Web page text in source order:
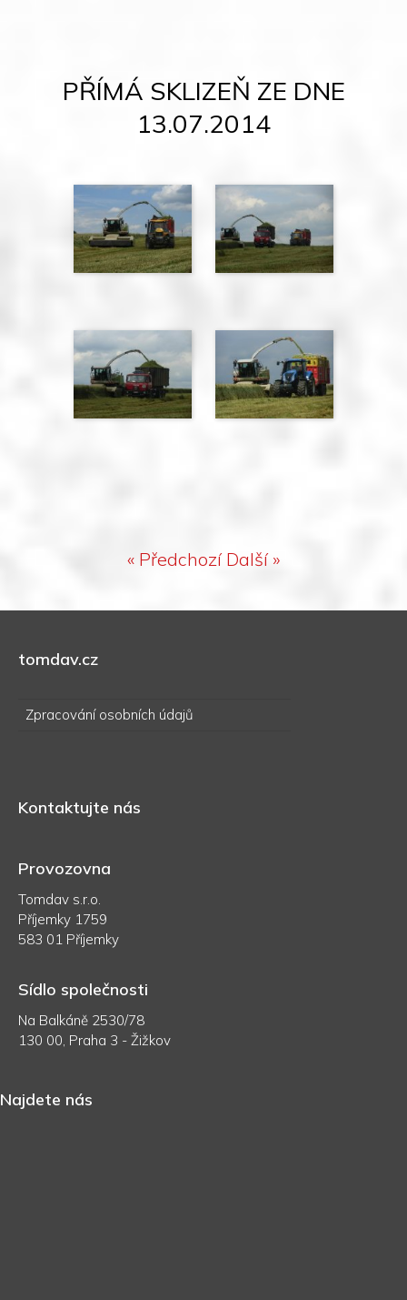
PŘÍMÁ SKLIZEŇ ZE DNE
13.07.2014
« Předchozí Další »
tomdav.cz
Zpracování osobních údajů
Kontaktujte nás
Provozovna
Tomdav s.r.o.
Příjemky 1759
583 01 Příjemky
Sídlo společnosti
Na Balkáně 2530/78
130 00, Praha 3 - Žižkov
Najdete nás